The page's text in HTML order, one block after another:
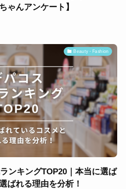
ゃんアンケート】
Beauty・Fashion
ンキングTOP20｜本当に選ば
ばれる理由を分析！